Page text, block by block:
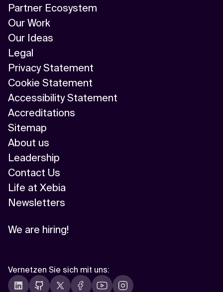
Partner Ecosystem
Our Work
Our Ideas
Legal
Privacy Statement
Cookie Statement
Accessibility Statement
Accreditations
Sitemap
About us
Leadership
Contact Us
Life at Xebia
Newsletters
We are hiring!
Vernetzen Sie sich mit uns: